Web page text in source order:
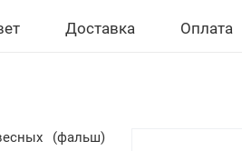
Доставка Оплата
(фальш)